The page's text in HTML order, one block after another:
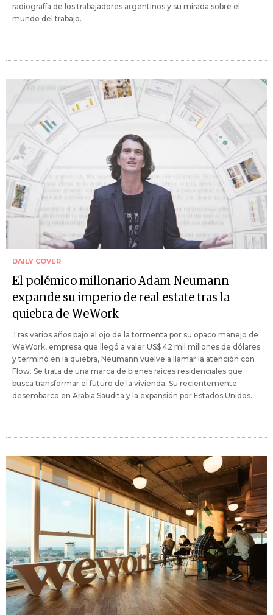
radiografía de los trabajadores argentinos y su mirada sobre el
mundo del trabajo.
DAILY COVER
El polémico millonario Adam Neumann
expande su imperio de real estate tras la
quiebra de WeWork
Tras varios años bajo el ojo de la tormenta por su opaco manejo de
WeWork, empresa que llegó a valer US$ 42 mil millones de dólares
y terminó en la quiebra, Neumann vuelve a llamar la atención con
Flow. Se trata de una marca de bienes raíces residenciales que
busca transformar el futuro de la vivienda. Su recientemente
desembarco en Arabia Saudita y la expansión por Estados Unidos.